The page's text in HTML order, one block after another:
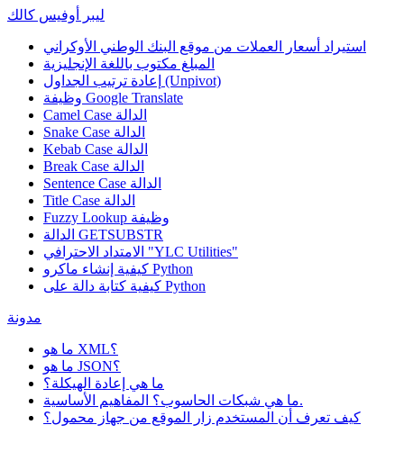
ليبر أوفيس كالك
استيراد أسعار العملات من موقع البنك الوطني الأوكراني
المبلغ مكتوب باللغة الإنجليزية
إعادة ترتيب الجداول (Unpivot)
Google Translate
Camel Case الدالة
Snake Case الدالة
Kebab Case الدالة
Break Case الدالة
Sentence Case الدالة
Title Case الدالة
Fuzzy Lookup وظيفة
الدالة GETSUBSTR
الامتداد الاحترافي "YLC Utilities"
كيفية إنشاء ماكرو Python
كيفية كتابة دالة على Python
مدونة
ما هو XML؟
ما هو JSON؟
ما هي إعادة الهيكلة؟
ما هي شبكات الحاسوب؟ المفاهيم الأساسية.
كيف تعرف أن المستخدم زار الموقع من جهاز محمول؟